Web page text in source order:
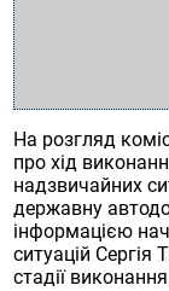
На розгляд
про хід
надзвичайних
державну
інформацією
ситуацій
стадії